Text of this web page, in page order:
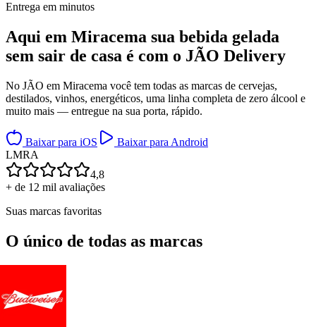
Entrega em minutos
Aqui em Miracema sua bebida gelada
sem sair de casa é com o JÃO Delivery
No JÃO em Miracema você tem todas as marcas de cervejas,
destilados, vinhos, energéticos, uma linha completa de zero álcool e
muito mais — entregue na sua porta, rápido.
Baixar para iOS
Baixar para Android
LMRA
4,8
+ de 12 mil avaliações
Suas marcas favoritas
O único de todas as marcas